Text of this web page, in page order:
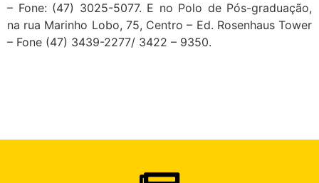
– Fone: (47) 3025-5077. E no Polo de Pós-graduação,
na rua Marinho Lobo, 75, Centro – Ed. Rosenhaus Tower
– Fone (47) 3439-2277/ 3422 – 9350.